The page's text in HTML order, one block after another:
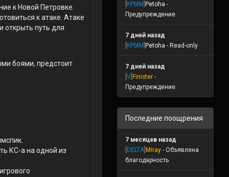
к Новой Петровке.
к атаке. Атаке
открыть путь для
боями, предстоит
КС-а на одной из
KPblM Petoha -
Предупреждение
7 дней назад
KPblM Petoha - Read-only
7 дней назад
V Finister -
Предупреждение
Последние поощрения
7 месяцев назад
DELTA Miray - Объявлена
благодарность